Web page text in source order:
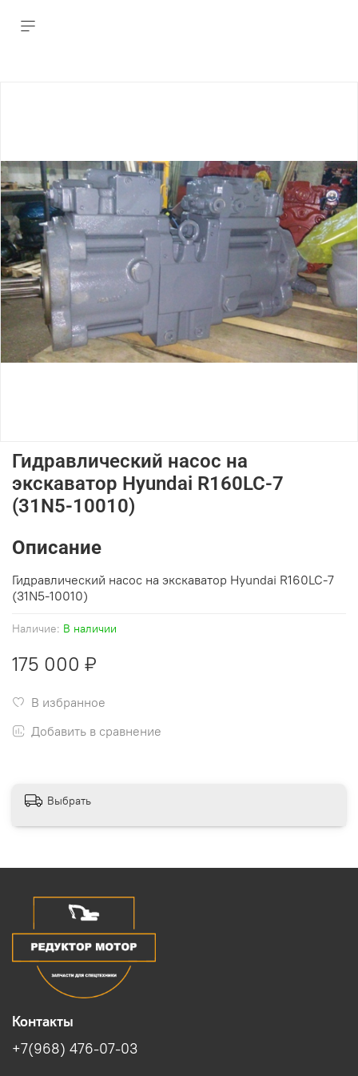
Наличие: В наличии
Гидравлический насос на
экскаватор Hyundai R160LC-7
(31N5-10010)
175 000 ₽
В избранное
Добавить в сравнение
Описание
Гидравлический насос на экскаватор Hyundai R160LC-7
(31N5-10010)
Выбрать
Контакты
+7(968) 476-07-03